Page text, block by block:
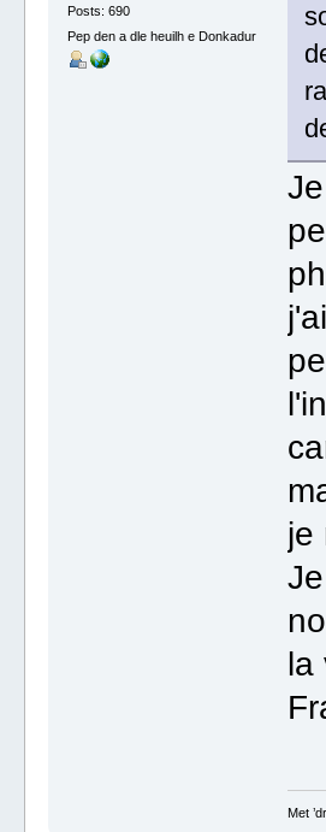
Posts: 690
Pep den a dle heuilh e Donkadur
je
la
Met